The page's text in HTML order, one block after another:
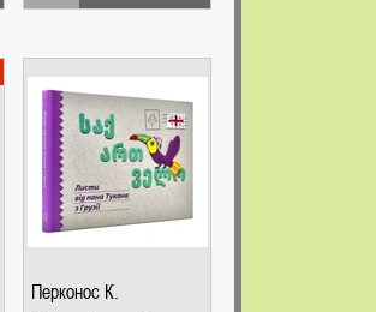
Перконос К.